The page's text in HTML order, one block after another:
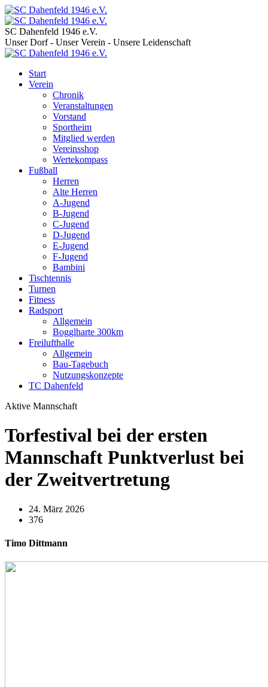
SC Dahenfeld 1946 e.V.
Unser Dorf - Unser Verein - Unsere Leidenschaft
Start
Verein
Chronik
Veranstaltungen
Vorstand
Sportheim
Mitglied werden
Vereinsshop
Wertekompass
Fußball
Herren
Alte Herren
A-Jugend
B-Jugend
C-Jugend
D-Jugend
E-Jugend
F-Jugend
Bambini
Tischtennis
Turnen
Fitness
Radsport
Allgemein
Bogglharte 300km
Freilufthalle
Allgemein
Bau-Tagebuch
Nutzungskonzepte
TC Dahenfeld
Aktive Mannschaft
Torfestival bei der ersten
Mannschaft Punktverlust bei
der Zweitvertretung
24. März 2026
376
Timo Dittmann